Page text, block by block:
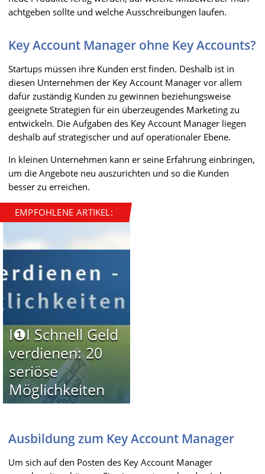
achtgeben sollte und welche Ausschreibungen laufen.
Key Account Manager ohne Key Accounts?
Startups müssen ihre Kunden erst finden. Deshalb ist in
diesen Unternehmen der Key Account Manager vor allem
dafür zuständig Kunden zu gewinnen beziehungsweise
geeignete Strategien für ein überzeugendes Marketing zu
entwickeln. Die Aufgaben des Key Account Manager liegen
deshalb auf strategischer und auf operationaler Ebene.
In kleinen Unternehmen kann er seine Erfahrung einbringen,
um die Angebote neu auszurichten und so die Kunden
besser zu erreichen.
EMPFOHLENE ARTIKEL:
I❶I Schnell Geld
verdienen: 20
seriöse
Möglichkeiten
Ausbildung zum Key Account Manager
Um sich auf den Posten des Key Account Manager